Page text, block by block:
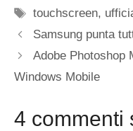
Tag
touchscreen,
Samsung punta
Adobe Photoshop
Windows Mobile
4 commenti